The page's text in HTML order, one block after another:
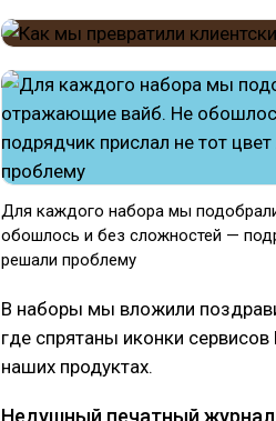
Для каждого набора мы
обошлось и без сложностей —
решали проблему
В наборы мы вложили
где спрятаны иконки
наших продуктах.
Недушный печатный журнал